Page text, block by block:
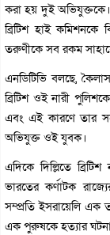
করা হয় দুই অভিযুক্তকে।
ব্রিটিশ হাই কমিশনকে
তরুণীকে সব রকম
এনডিটিভি বলছে,
ব্রিটিশ ওই নারী
এবং এই কারণে তার
অভিযুক্ত ওই যুবক।
এদিকে দিল্লিতে
ভারতের কর্ণাটক
সম্প্রতি ইসরায়েলি এক
এক পুরুষকে হত্যার